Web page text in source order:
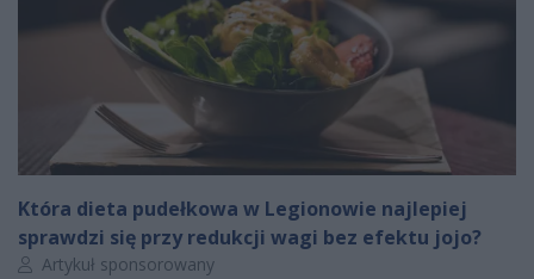
Która dieta pudełkowa w Legionowie najlepiej
sprawdzi się przy redukcji wagi bez efektu jojo?
Autor artykułu:
Artykuł sponsorowany